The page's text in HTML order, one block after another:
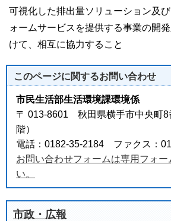
可視化した排出量ソリューション及
ォームサービスを提供する事業の開
けて、相互に協力すること
このページに関するお問い合わせ
市民生活部生活環境課環境係
〒 013-8601 秋田県横手市中央町8
階）
電話：0182-35-2184 ファクス：
お問い合わせフォームは専用フォー
い。
市政・広報